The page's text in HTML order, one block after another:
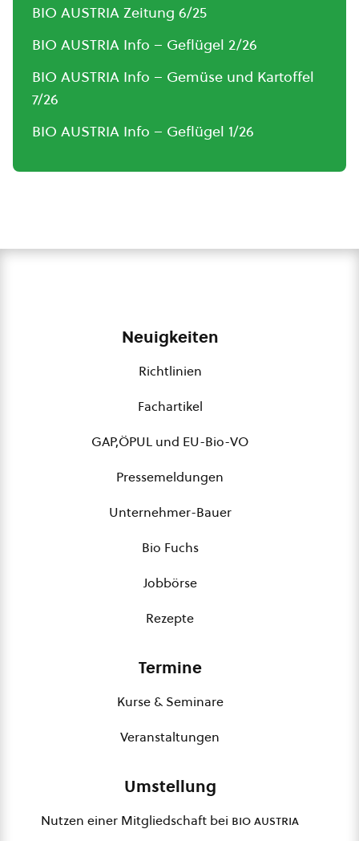
BIO AUSTRIA Zeitung 6/25
BIO AUSTRIA Info – Geflügel 2/26
BIO AUSTRIA Info – Gemüse und Kartoffel
7/26
BIO AUSTRIA Info – Geflügel 1/26
Neuigkeiten
Richtlinien
Fachartikel
GAP,ÖPUL und EU-Bio-VO
Pressemeldungen
Unternehmer-Bauer
Bio Fuchs
Jobbörse
Rezepte
Termine
Kurse & Seminare
Veranstaltungen
Umstellung
Nutzen einer Mitgliedschaft bei bio austria